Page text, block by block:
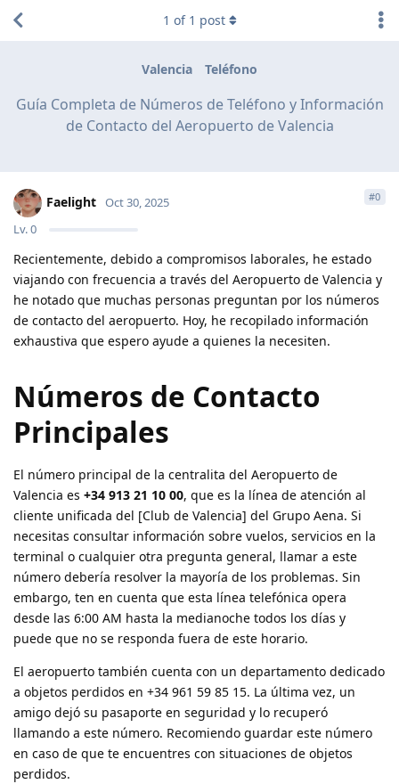
Valencia Teléfono
Guía Completa de Números de Teléfono y Información
de Contacto del Aeropuerto de Valencia
1 of 1 post
Faelight
Lv.0
Oct 30, 2025 #0
Recientemente, debido a compromisos laborales, he estado
viajando con frecuencia a través del Aeropuerto de Valencia y
he notado que muchas personas preguntan por los números
de contacto del aeropuerto. Hoy, he recopilado información
exhaustiva que espero ayude a quienes la necesiten.
Números de Contacto
Principales
El número principal de la centralita del Aeropuerto de
Valencia es +34 913 21 10 00, que es la línea de atención al
cliente unificada del [Club de Valencia] del Grupo Aena. Si
necesitas consultar información sobre vuelos, servicios en la
terminal o cualquier otra pregunta general, llamar a este
número debería resolver la mayoría de los problemas. Sin
embargo, ten en cuenta que esta línea telefónica opera
desde las 6:00 AM hasta la medianoche todos los días y
puede que no se responda fuera de este horario.
El aeropuerto también cuenta con un departamento dedicado
a objetos perdidos en +34 961 59 85 15. La última vez, un
amigo dejó su pasaporte en seguridad y lo recuperó
llamando a este número. Recomiendo guardar este número
en caso de que te encuentres con situaciones de objetos
perdidos.